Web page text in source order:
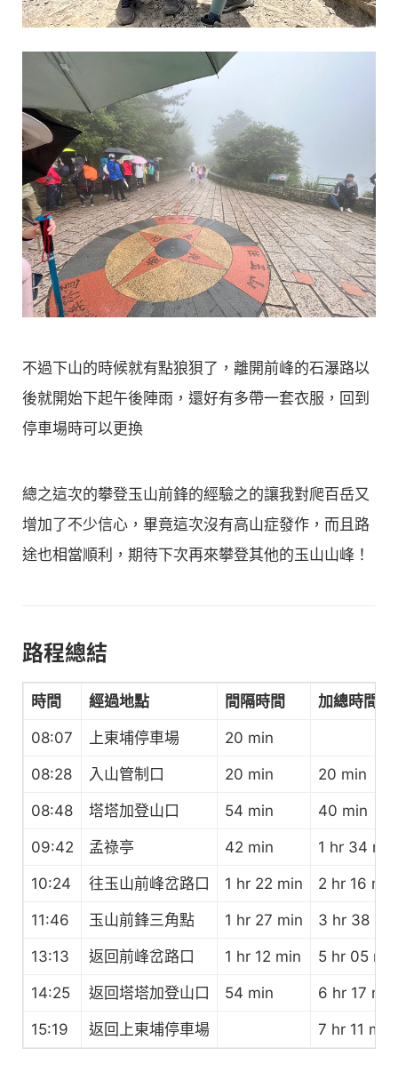
不過下山的時候就有點狼狽了，離開前峰的石瀑路以
後就開始下起午後陣雨，還好有多帶一套衣服，回到
停車場時可以更換
總之這次的攀登玉山前鋒的經驗之的讓我對爬百岳又
增加了不少信心，畢竟這次沒有高山症發作，而且路
途也相當順利，期待下次再來攀登其他的玉山山峰！
路程總結
時間 經過地點 間隔時間 加總時間
08:07 上東埔停車場 20 min
08:28 入山管制口 20 min 20 min
08:48 塔塔加登山口 54 min 40 min
09:42 孟祿亭 42 min 1 hr 34 min
10:24 往玉山前峰岔路口 1 hr 22 min 2 hr 16 min
11:46 玉山前鋒三角點 1 hr 27 min 3 hr 38
13:13 返回前峰岔路口 1 hr 12 min 5 hr 05 min
14:25 返回塔塔加登山口 54 min 6 hr 17 min
15:19 返回上東埔停車場 7 hr 11 min